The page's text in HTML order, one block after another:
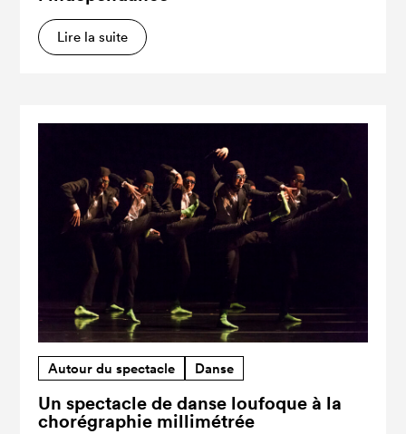
Lire la suite
Autour du spectacle Danse
Un spectacle de danse loufoque à la
chorégraphie millimétrée